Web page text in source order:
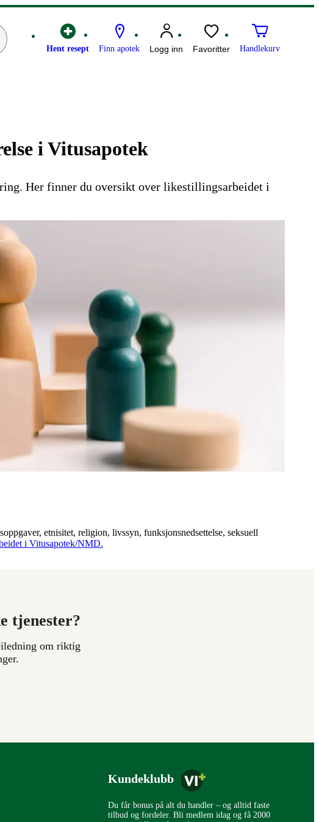
Hent resept Finn apotek Logg inn Favoritter Handlekurv
i Vitusapotek
Her finner du oversikt over likestillingsarbeidet i
etnisitet, religion, livssyn, funksjonsnedsettelse, seksuell
i Vitusapotek/NMD.
tjenester?
om riktig
Kundeklubb
Du får bonus på alt du handler – og alltid faste
tilbud og fordeler. Bli medlem idag og få 2000